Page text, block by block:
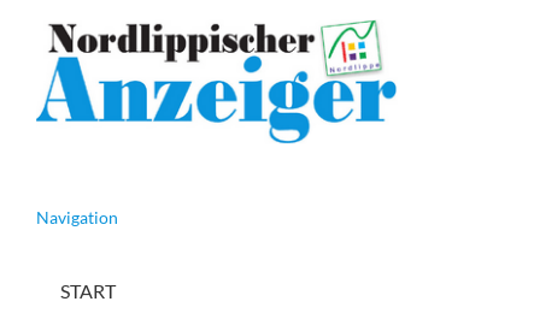
Navigation
START